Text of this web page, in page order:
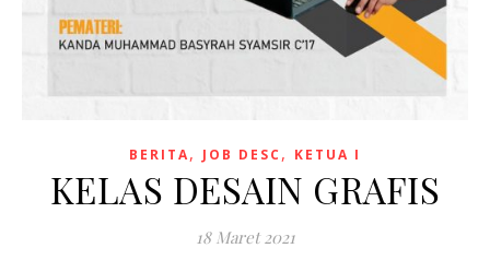
BERITA, JOB DESC , KETUA I
KELAS DESAIN GRAFIS
18 Maret 2021